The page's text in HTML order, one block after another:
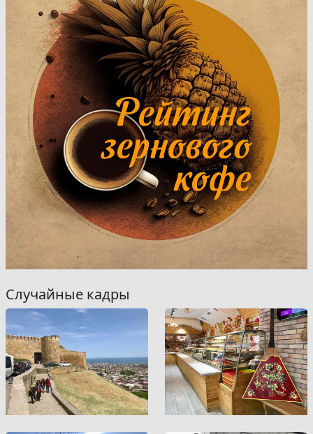
Случайные кадры